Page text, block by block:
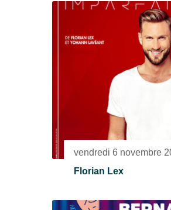
vendredi 6 novembre
Florian Lex